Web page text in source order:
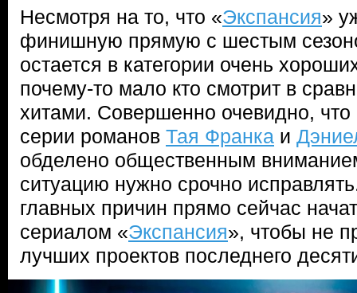
Несмотря на то, что «Экспансия»
финишную прямую с шестым
остается в категории очень
почему-то мало кто смотрит в
хитами. Cовершенно очевидно,
серии романов Тая Франка и
обделено общественным
ситуацию нужно срочно
главных причин прямо сейчас
сериалом «Экспансия», чтобы не
лучших проектов последнего